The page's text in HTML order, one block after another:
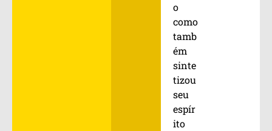
o
como
tamb
ém
sinte
tizou
seu
espír
ito